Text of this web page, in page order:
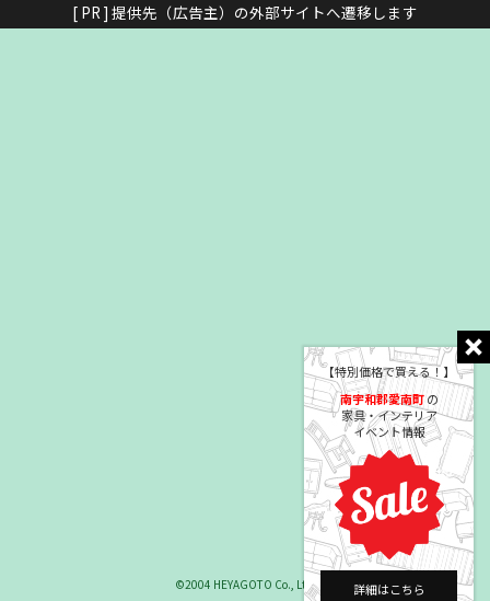
【特別価格で買える！】
南宇和郡愛南町の
家具・インテリア
イベント情報
詳細はこちら
[ PR ] 提供先（広告主）の外部サイトへ遷移します
©2004 HEYAGOTO Co., Ltd.